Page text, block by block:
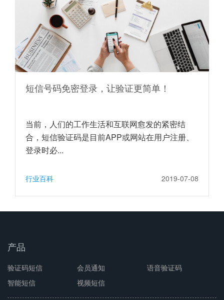
短信号码免密登录，让验证更简单！
当前，人们的工作生活和互联网愈发的紧密结
合，短信验证码是目前APP或网站在用户注册、
登录时必...
行业百科 2019-07-08
产品
验证码短信 会员通知
语音验证码
智能短信
视频短信